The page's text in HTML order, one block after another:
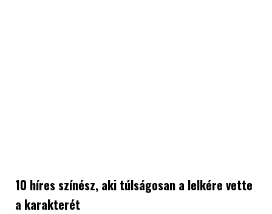
10 híres színész, aki túlságosan a lelkére vette
a karakterét